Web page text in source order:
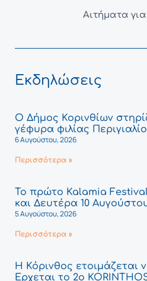
Αιτήματα
Εκδηλώσεις
Ο Δήμος Κορινθίων
γέφυρα φιλίας
6 Αυγούστου, 2026
Περισσότερα »
Το πρώτο Kalamia
και Δευτέρα 10
5 Αυγούστου, 2026
Περισσότερα »
Η Κόρινθος ετοιμάζεται
Έρχεται το 2ο